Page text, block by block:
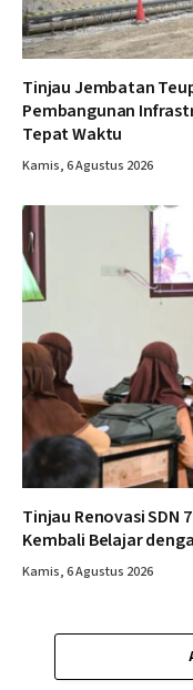
Tinjau Jembatan
Pembangunan
Tepat Waktu
Kamis, 6 Agustus 2026
Tinjau Renovasi SDN
Kembali Belajar
Kamis, 6 Agustus 2026